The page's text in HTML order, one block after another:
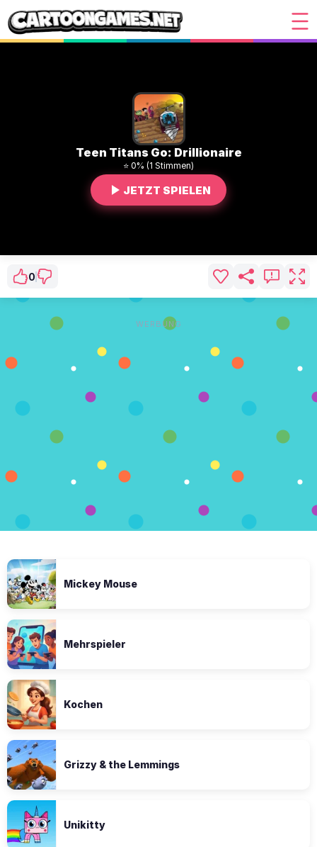
Teen Titans Go: Drillionaire
⭐ 0% (1 Stimmen)
JETZT SPIELEN
0
WERBUNG
Mickey Mouse
Mehrspieler
Kochen
Grizzy & the Lemmings
Unikitty